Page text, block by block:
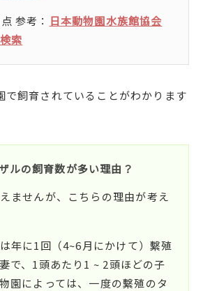
参考： 日本動物園水族館協会
索
で飼育されていることがわかります
ルの飼育数が多い理由？
ませんが、こちらの理由が考え
年に1回（4~6月にかけて）繫殖
で、1頭あたり1 ~ 2頭ほどの子
園によっては、一度の繫殖のタ